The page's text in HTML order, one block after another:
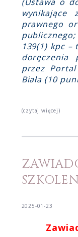
prawnego
139(1) kpc –
doręczenia
przez
Biała (10
(czytaj więcej)
2025-01-23